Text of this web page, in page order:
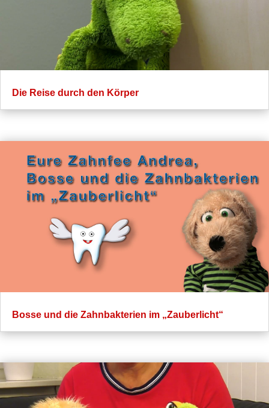
Die Reise durch den Körper
Bosse und die Zahnbakterien im „Zauberlicht“